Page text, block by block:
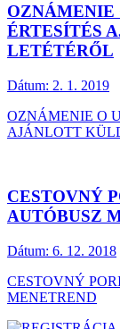
ÉRTESÍTÉS
LETÉTÉRŐL
Dátum: 2. 1. 2019
OZNÁMENIE O
AJÁNLOTT
CESTOVNÝ
AUTÓBUSZ
Dátum: 6. 12. 2018
CESTOVNÝ
MENETREND